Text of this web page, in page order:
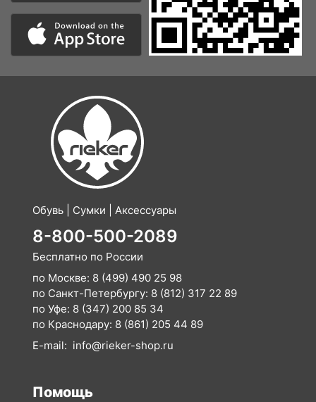
Обувь | Сумки | Аксессуары
8-800-500-2089
Бесплатно по России
по Москве: 8 (499) 490 25 98
по Санкт-Петербургу: 8 (812) 317 22 89
по Уфе: 8 (347) 200 85 34
по Краснодару: 8 (861) 205 44 89
E-mail: info@rieker-shop.ru
Помощь